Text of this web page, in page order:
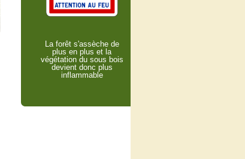
La forêt s'assèche de
plus en plus et la
végétation du sous bois
devient donc plus
inflammable